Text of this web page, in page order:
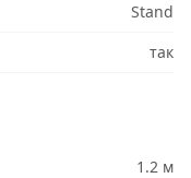
Stand
так
1.2 м